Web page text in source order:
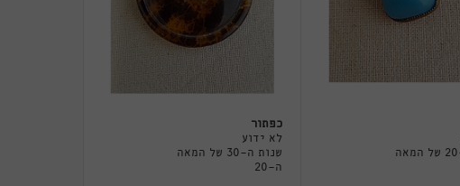
שנות ה-20 של המאה
כפתור
לא ידוע
שנות ה-30 של המאה
ה-20